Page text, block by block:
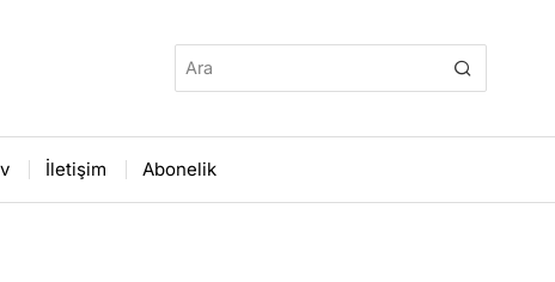
İletişim Abonelik